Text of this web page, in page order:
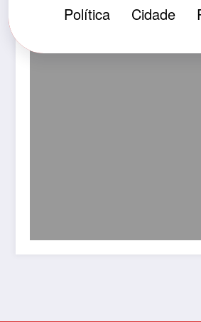
Política Cidade